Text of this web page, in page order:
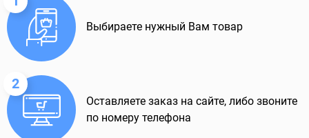
Выбираете нужный Вам товар
2
Оставляете заказ на сайте, либо звоните
по номеру телефона